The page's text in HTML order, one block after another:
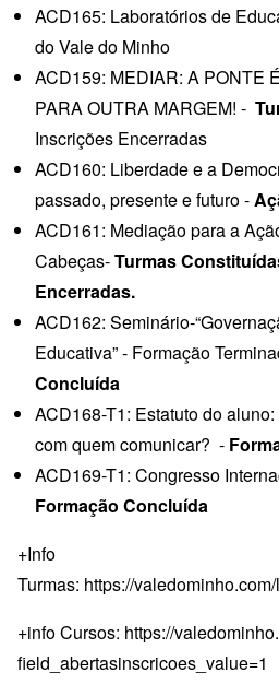
ACD165: Laboratórios de
do Vale do Minho
ACD159: MEDIAR: A PONTE
PARA OUTRA MARGEM! -
Inscrições Encerradas
ACD160: Liberdade e a
passado, presente e futuro -
ACD161: Mediação para a
Cabeças-Turmas
Encerradas.
ACD162: Seminário-
Educativa” - Formação
Concluída
ACD168-T1: Estatuto do
com quem comunicar? -
ACD169-T1: Congresso
Formação Concluída
+Info
Turmas: https://
+info Cursos: https://
field_abertasinscricoes_value=1